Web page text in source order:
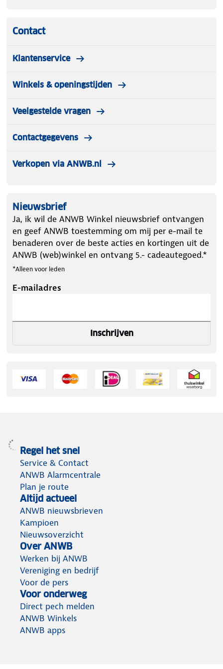
vakantie van talloze fietstochten.
Contact
Klantenservice
Winkels & openingstijden
Veelgestelde vragen
Contactgegevens
Verkopen via ANWB.nl
Nieuwsbrief
Ja, ik wil de ANWB Winkel nieuwsbrief ontvangen
en geef ANWB toestemming om mij per e-mail te
benaderen over de beste acties en kortingen uit de
ANWB (web)winkel en ontvang 5.- cadeautegoed.*
*Alleen voor leden
E-mailadres
Inschrijven
Regel het snel
Service & Contact
ANWB Alarmcentrale
Plan je route
Altijd actueel
ANWB nieuwsbrieven
Kampioen
Nieuwsoverzicht
Over ANWB
Werken bij ANWB
Vereniging en bedrijf
Voor de pers
Voor onderweg
Direct pech melden
ANWB Winkels
ANWB apps